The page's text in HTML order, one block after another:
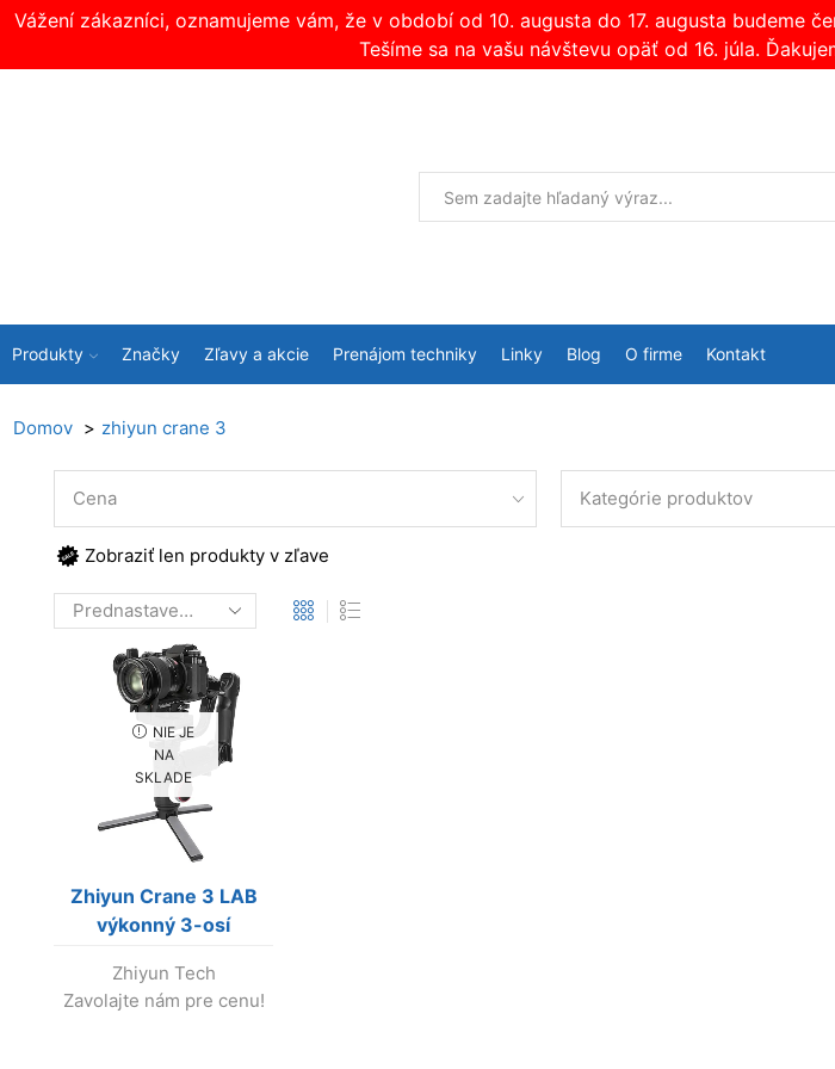
Vážení zákazníci, oznamujeme vám, že v období od 10. augusta do 17. augusta
Tešíme sa na vašu návštevu opäť od 16. júla.
Produkty Značky Zľavy a akcie Prenájom techniky Linky Blog O firme Kontakt
Domov zhiyun crane 3
Cena Kategórie produktov
Zobraziť len produkty v zľave
NIE JE
NA
SKLADE
Zhiyun Crane 3 LAB
výkonný 3-osí
kamery do 4,5 kg
(Výroba skončila!)
Zhiyun Tech
Zavolajte nám pre cenu!